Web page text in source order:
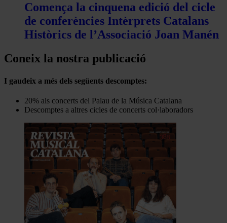
Comença la cinquena edició del cicle
de conferències Intèrprets Catalans
Històrics de l’Associació Joan Manén
Coneix la nostra publicació
I gaudeix a més dels següents descomptes:
20% als concerts del Palau de la Música Catalana
Descomptes a altres cicles de concerts col·laboradors